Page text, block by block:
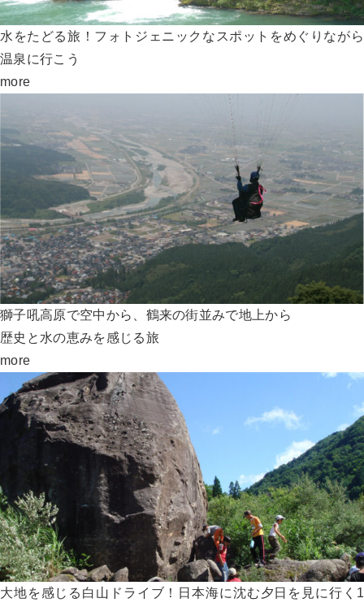
水をたどる旅！フォトジェニックなスポットをめぐりながら
温泉に行こう
more
獅子吼高原で空中から、鶴来の街並みで地上から
歴史と水の恵みを感じる旅
more
大地を感じる白山ドライブ！日本海に沈む夕日を見に行く1